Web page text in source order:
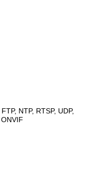
NTP, RTSP, UDP,